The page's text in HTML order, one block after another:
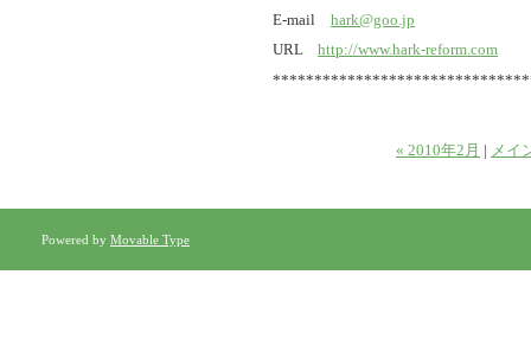
E-mail hark@goo.jp
URL http://www.hark-reform.com
« 2010年2月 | メイ
Powered by Movable Type